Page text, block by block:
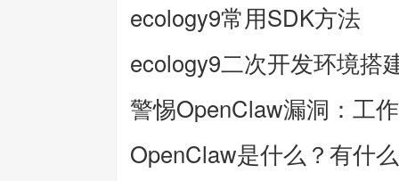
ecology9常用SDK方法
ecology9二次开发环境搭
警惕OpenClaw漏洞：工
OpenClaw是什么？有什